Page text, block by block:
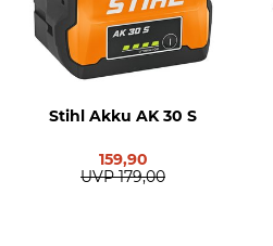
Stihl Akku AK 30 S
159,90
UVP 179,00